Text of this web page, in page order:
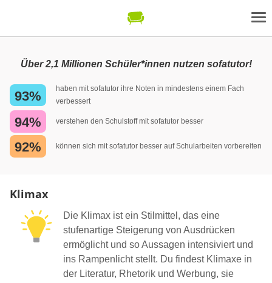
Über 2,1 Millionen Schüler*innen nutzen sofatutor!
93%
haben mit sofatutor ihre Noten in mindestens einem Fach
verbessert
94% verstehen den Schulstoff mit sofatutor besser
92% können sich mit sofatutor besser auf Schularbeiten vorbereiten
Klimax
Die Klimax ist ein Stilmittel, das eine
stufenartige Steigerung von Ausdrücken
ermöglicht und so Aussagen intensiviert und
ins Rampenlicht stellt. Du findest Klimaxe in
der Literatur, Rhetorik und Werbung, sie